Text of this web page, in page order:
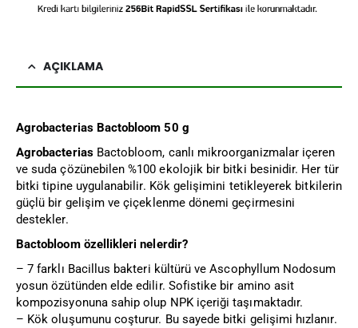
AÇIKLAMA
Agrobacterias Bactobloom 50 g
Agrobacterias Bactobloom, canlı mikroorganizmalar içeren
ve suda çözünebilen %100 ekolojik bir bitki besinidir. Her tür
bitki tipine uygulanabilir. Kök gelişimini tetikleyerek bitkilerin
güçlü bir gelişim ve çiçeklenme dönemi geçirmesini
destekler.
Bactobloom özellikleri nelerdir?
– 7 farklı Bacillus bakteri kültürü ve Ascophyllum Nodosum
yosun özütünden elde edilir. Sofistike bir amino asit
kompozisyonuna sahip olup NPK içeriği taşımaktadır.
– Kök oluşumunu coşturur. Bu sayede bitki gelişimi hızlanır.